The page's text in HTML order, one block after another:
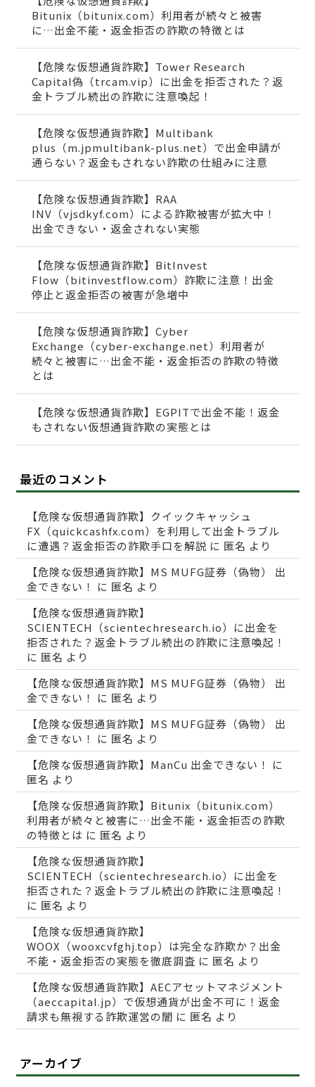
Bitunix（bitunix.com）利用者が続々と被害
に…出金不能・返金拒否の詐欺の特徴とは
【危険な仮想通貨詐欺】Tower Research
Capital偽（trcam.vip）に出金を拒否された？返
金トラブル続出の詐欺に注意喚起！
【危険な仮想通貨詐欺】Multibank
plus（m.jpmultibank-plus.net）で出金申請が
通らない？返金もされない詐欺の仕組みに注意
【危険な仮想通貨詐欺】RAA
INV（vjsdkyf.com）による詐欺被害が拡大中！
出金できない・返金されない実態
【危険な仮想通貨詐欺】BitInvest
Flow（bitinvestflow.com）詐欺に注意！出金
停止と返金拒否の被害が急増中
【危険な仮想通貨詐欺】Cyber
Exchange（cyber-exchange.net）利用者が
続々と被害に…出金不能・返金拒否の詐欺の特徴
とは
【危険な仮想通貨詐欺】EGPITで出金不能！返金
もされない仮想通貨詐欺の実態とは
最近のコメント
【危険な仮想通貨詐欺】クイックキャッシュ
FX（quickcashfx.com）を利用して出金トラブル
に遭遇？返金拒否の詐欺手口を解説 に 匿名 より
【危険な仮想通貨詐欺】MS MUFG証券（偽物） 出
金できない！
に 匿名 より
【危険な仮想通貨詐欺】
SCIENTECH（scientechresearch.io）に出金を
拒否された？返金トラブル続出の詐欺に注意喚起！
に 匿名 より
【危険な仮想通貨詐欺】MS MUFG証券（偽物） 出
金できない！
に 匿名 より
【危険な仮想通貨詐欺】MS MUFG証券（偽物） 出
金できない！
に 匿名 より
【危険な仮想通貨詐欺】ManCu 出金できない！
に
匿名 より
【危険な仮想通貨詐欺】Bitunix（bitunix.com）
利用者が続々と被害に…出金不能・返金拒否の詐欺
の特徴とは に 匿名 より
【危険な仮想通貨詐欺】
SCIENTECH（scientechresearch.io）に出金を
拒否された？返金トラブル続出の詐欺に注意喚起！
に 匿名 より
【危険な仮想通貨詐欺】
WOOX（wooxcvfghj.top）は完全な詐欺か？出金
不能・返金拒否の実態を徹底調査 に 匿名 より
【危険な仮想通貨詐欺】AECアセットマネジメント
（aeccapital.jp）で仮想通貨が出金不可に！返金
請求も無視する詐欺運営の闇 に 匿名 より
アーカイブ